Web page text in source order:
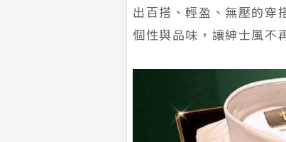
出百搭、輕盈、無壓的穿
個性與品味，讓紳士風不